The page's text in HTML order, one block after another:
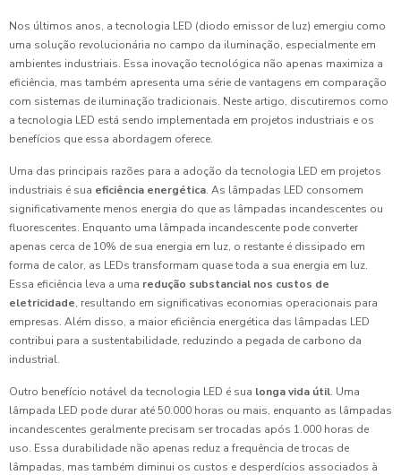
Nos últimos anos, a tecnologia LED (diodo emissor de luz) emergiu como
uma solução revolucionária no campo da iluminação, especialmente em
ambientes industriais. Essa inovação tecnológica não apenas maximiza a
eficiência, mas também apresenta uma série de vantagens em comparação
com sistemas de iluminação tradicionais. Neste artigo, discutiremos como
a tecnologia LED está sendo implementada em projetos industriais e os
benefícios que essa abordagem oferece.
Uma das principais razões para a adoção da tecnologia LED em projetos
industriais é sua eficiência energética. As lâmpadas LED consomem
significativamente menos energia do que as lâmpadas incandescentes ou
fluorescentes. Enquanto uma lâmpada incandescente pode converter
apenas cerca de 10% de sua energia em luz, o restante é dissipado em
forma de calor, as LEDs transformam quase toda a sua energia em luz.
Essa eficiência leva a uma redução substancial nos custos de
eletricidade, resultando em significativas economias operacionais para
empresas. Além disso, a maior eficiência energética das lâmpadas LED
contribui para a sustentabilidade, reduzindo a pegada de carbono da
industrial.
Outro benefício notável da tecnologia LED é sua longa vida útil. Uma
lâmpada LED pode durar até 50.000 horas ou mais, enquanto as lâmpadas
incandescentes geralmente precisam ser trocadas após 1.000 horas de
uso. Essa durabilidade não apenas reduz a frequência de trocas de
lâmpadas, mas também diminui os custos e desperdícios associados à